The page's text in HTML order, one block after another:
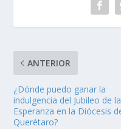
ANTERIOR
¿Dónde puedo ganar la
indulgencia del Jubileo de la
Esperanza en la Diócesis
Querétaro?